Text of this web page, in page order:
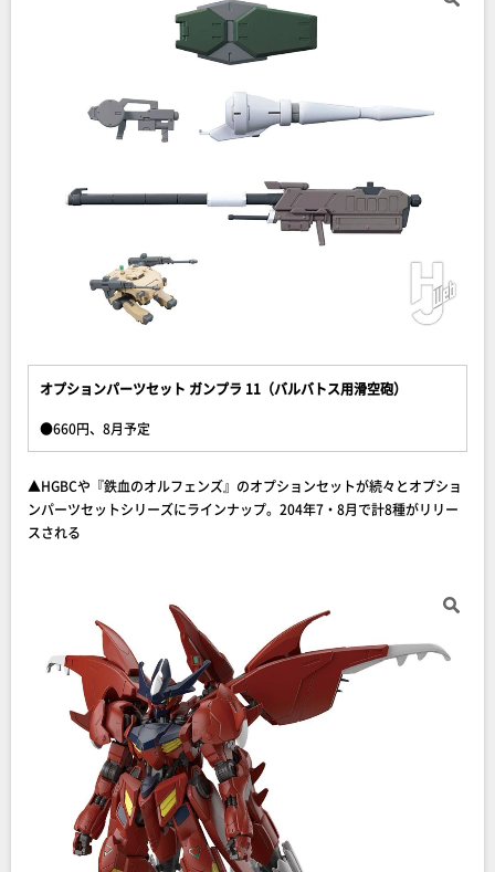
オプションパーツセット ガンプラ 11（バルバトス用滑空砲）
●660円、8月予定
▲HGBCや『鉄血のオルフェンズ』のオプションセットが続々とオプショ
ンパーツセットシリーズにラインナップ。204年7・8月で計8種がリリー
スされる